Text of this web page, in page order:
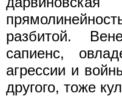
разбитой.
сапиенс,
агрессии и
другого, тоже